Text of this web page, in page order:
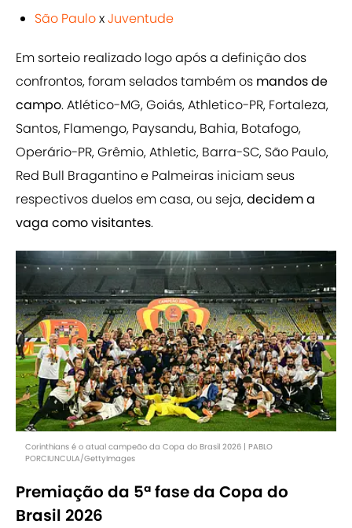
São PauloxJuventude
Em sorteio realizado logo após a definição dos
confrontos, foram selados também os mandos de
campo. Atlético-MG, Goiás, Athletico-PR, Fortaleza,
Santos, Flamengo, Paysandu, Bahia, Botafogo,
Operário-PR, Grêmio, Athletic, Barra-SC, São Paulo,
Red Bull Bragantino e Palmeiras iniciam seus
respectivos duelos em casa, ou seja,decidem a
vaga como visitantes.
Corinthians é o atual campeão da Copa do Brasil 2026 | PABLO
PORCIUNCULA/GettyImages
Premiação da 5ª fase da Copa do
Brasil 2026